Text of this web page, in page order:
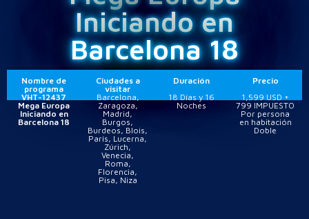
Iniciando en
Barcelona 18
Nombre de
programa
Ciudades a
visitar
Duración
Precio
VHT-12437
Mega Europa
Iniciando en
Barcelona 18
Barcelona,
Zaragoza,
Madrid,
Burgos,
Burdeos, Blois,
París, Lucerna,
Zúrich,
Venecia,
Roma,
Florencia,
Pisa, Niza
18 Días y 16
Noches
1,599 USD +
799 IMPUESTO
Por persona
en habitación
Doble